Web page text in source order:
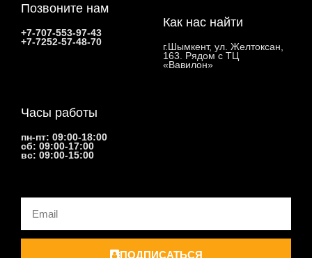
Позвоните нам
+7-707-553-97-43
+7-7252-57-48-70
Как нас найти
г.Шымкент, ул. Желтоксан,
163. Рядом с ТЦ
«Вавилон»
Часы работы
пн-пт: 09:00-18:00
сб: 09:00-17:00
вс: 09:00-15:00
Email
ПОДПИСАТЬСЯ